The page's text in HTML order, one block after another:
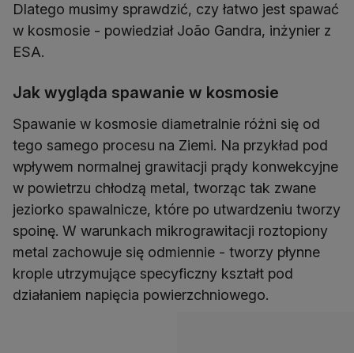
Dlatego musimy sprawdzić, czy łatwo jest spawać
w kosmosie - powiedział João Gandra, inżynier z
ESA.
Jak wygląda spawanie w kosmosie
Spawanie w kosmosie diametralnie różni się od
tego samego procesu na Ziemi. Na przykład pod
wpływem normalnej grawitacji prądy konwekcyjne
w powietrzu chłodzą metal, tworząc tak zwane
jeziorko spawalnicze, które po utwardzeniu tworzy
spoinę. W warunkach mikrograwitacji roztopiony
metal zachowuje się odmiennie - tworzy płynne
krople utrzymujące specyficzny kształt pod
działaniem napięcia powierzchniowego.